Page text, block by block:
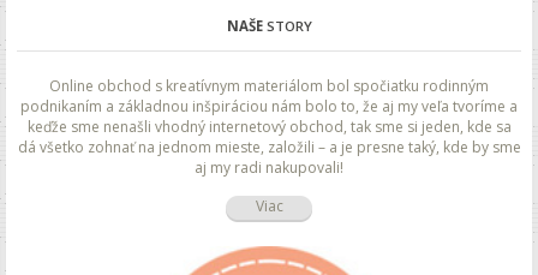
NAŠESTORY
Online obchod s kreatívnym materiálom bol spočiatku rodinným
podnikaním a základnou inšpiráciou nám bolo to, že aj my veľa tvoríme a
keďže sme nenašli vhodný internetový obchod, tak sme si jeden, kde sa
dá všetko zohnať na jednom mieste, založili – a je presne taký, kde by sme
aj my radi nakupovali!
Viac